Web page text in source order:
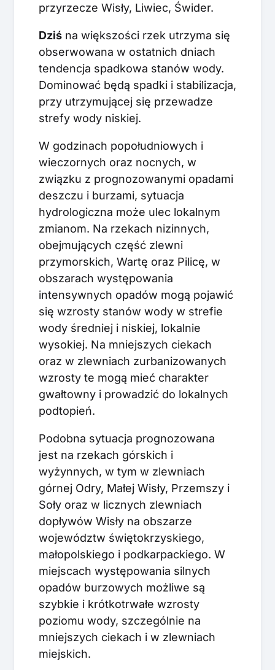
przyrzecze Wisły, Liwiec, Świder.
Dziś na większości rzek utrzyma się
obserwowana w ostatnich dniach
tendencja spadkowa stanów wody.
Dominować będą spadki i stabilizacja,
przy utrzymującej się przewadze
strefy wody niskiej.
W godzinach popołudniowych i
wieczornych oraz nocnych, w
związku z prognozowanymi opadami
deszczu i burzami, sytuacja
hydrologiczna może ulec lokalnym
zmianom. Na rzekach nizinnych,
obejmujących część zlewni
przymorskich, Wartę oraz Pilicę, w
obszarach występowania
intensywnych opadów mogą pojawić
się wzrosty stanów wody w strefie
wody średniej i niskiej, lokalnie
wysokiej. Na mniejszych ciekach
oraz w zlewniach zurbanizowanych
wzrosty te mogą mieć charakter
gwałtowny i prowadzić do lokalnych
podtopień.
Podobna sytuacja prognozowana
jest na rzekach górskich i
wyżynnych, w tym w zlewniach
górnej Odry, Małej Wisły, Przemszy i
Soły oraz w licznych zlewniach
dopływów Wisły na obszarze
województw świętokrzyskiego,
małopolskiego i podkarpackiego. W
miejscach występowania silnych
opadów burzowych możliwe są
szybkie i krótkotrwałe wzrosty
poziomu wody, szczególnie na
mniejszych ciekach i w zlewniach
miejskich.